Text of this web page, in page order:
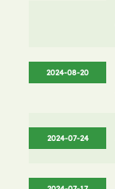
2024-08-20
2024-07-24